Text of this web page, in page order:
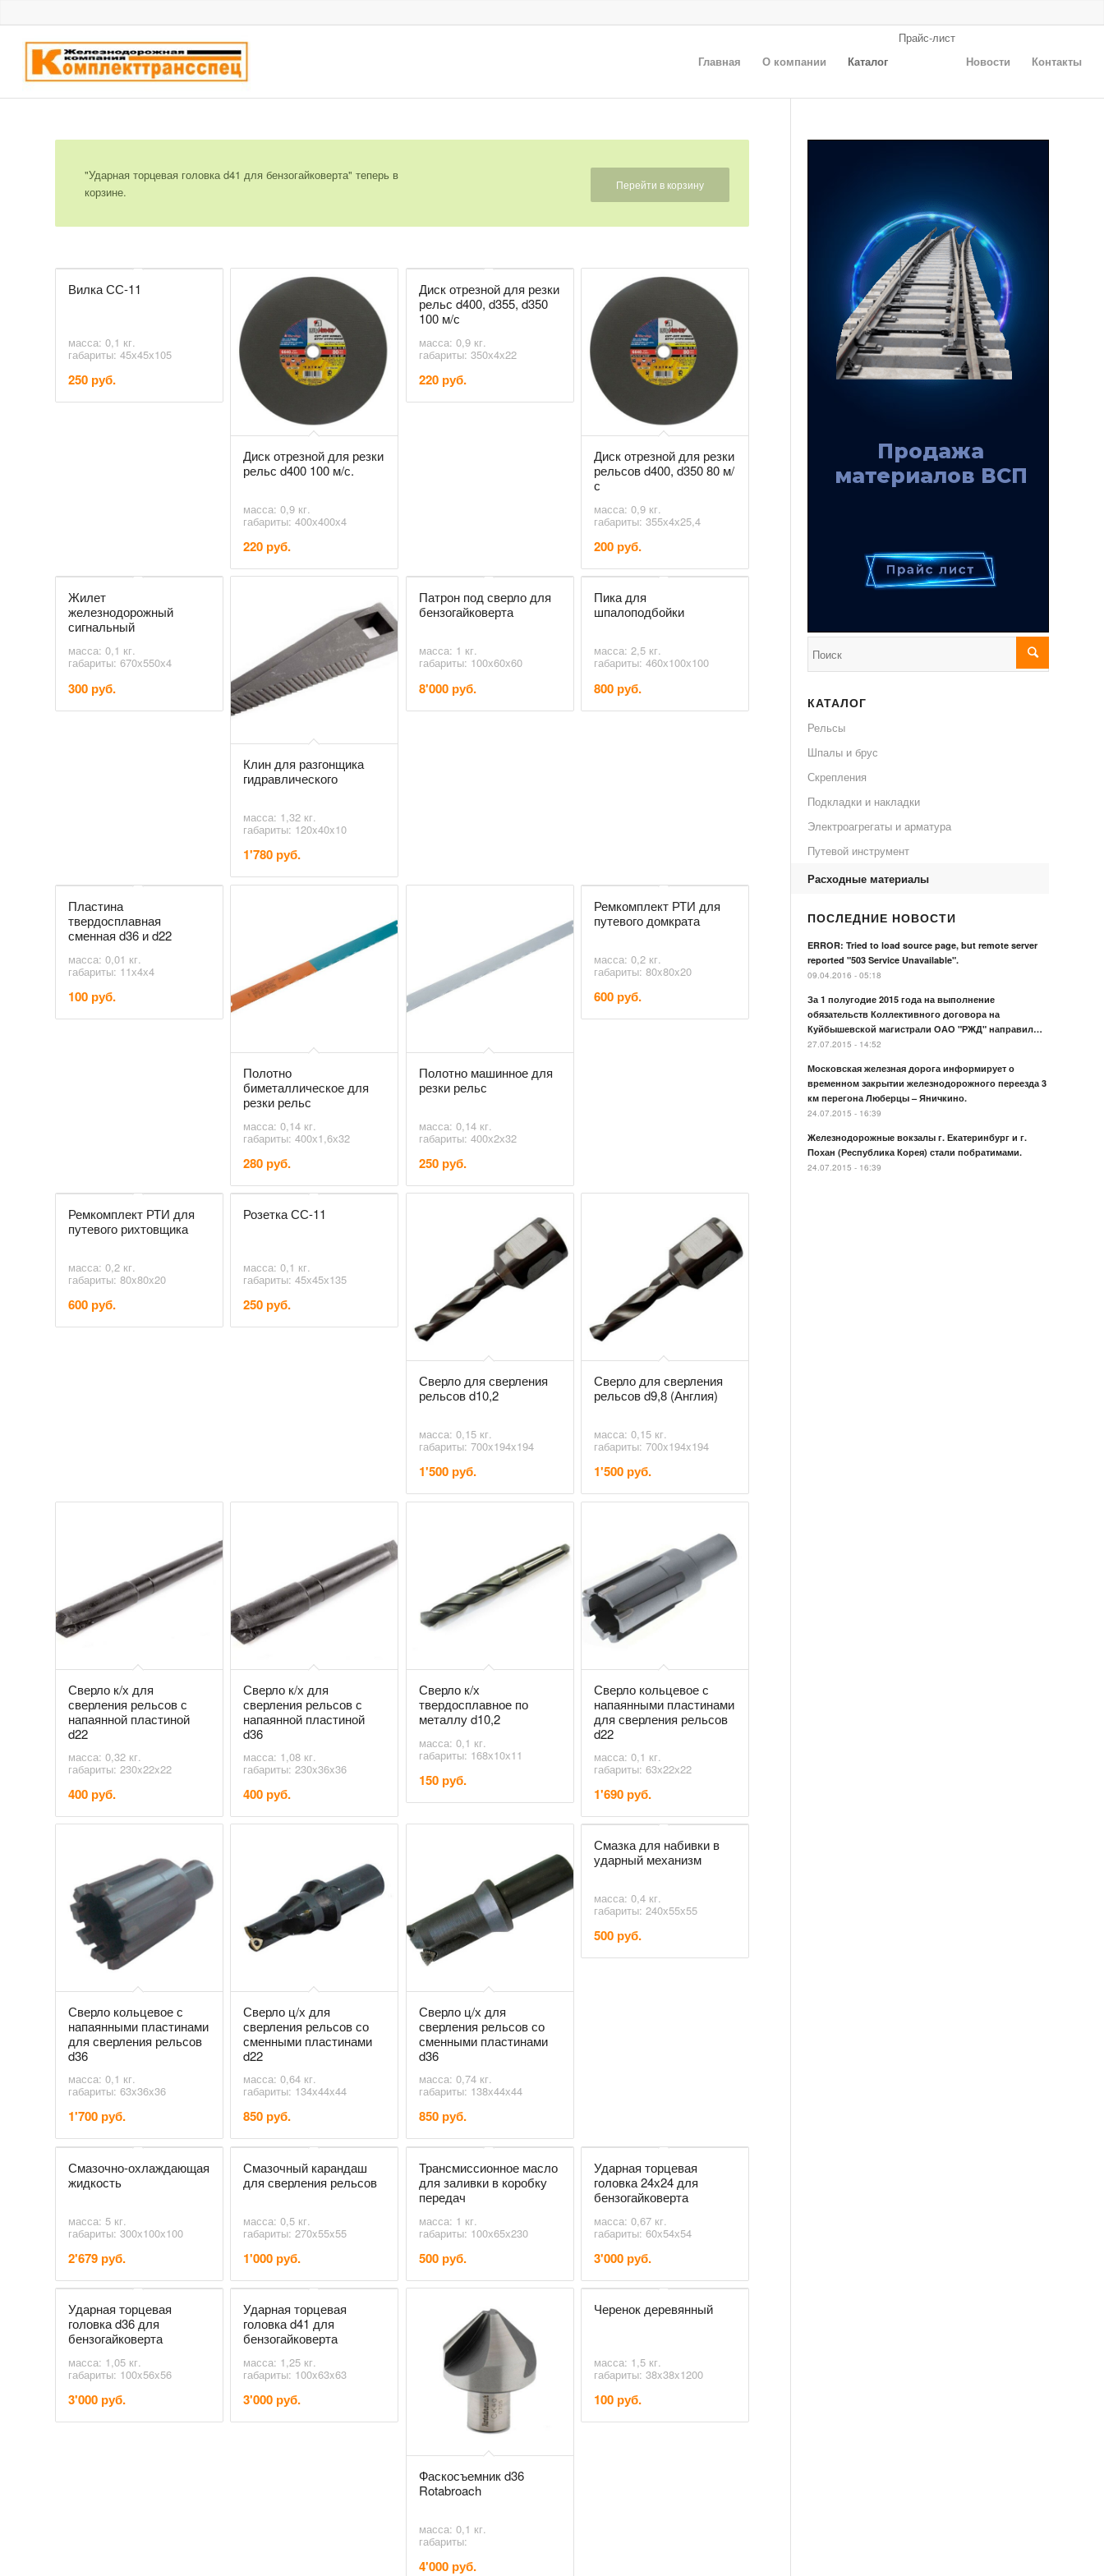
Главная О компании Каталог
Прайс-лист
Новости
Контакты
Перейти в корзину
"Ударная торцевая головка d41 для бензогайковерта" теперь в
корзине.
Вилка СС-11
масса: 0,1 кг.
габариты: 45х45х105
250 руб.
Диск отрезной для резки
рельс d400 100 м/с.
масса: 0,9 кг.
габариты: 400х400х4
220 руб.
Диск отрезной для резки
рельс d400, d355, d350
100 м/с
масса: 0,9 кг.
габариты: 350х4х22
220 руб.
Диск отрезной для резки
рельсов d400, d350 80 м/
с
масса: 0,9 кг.
габариты: 355х4х25,4
200 руб.
Жилет
железнодорожный
сигнальный
масса: 0,1 кг.
габариты: 670х550х4
300 руб.
Клин для разгонщика
гидравлического
масса: 1,32 кг.
габариты: 120x40x10
1'780 руб.
Патрон под сверло для
бензогайковерта
масса: 1 кг.
габариты: 100х60х60
8'000 руб.
Пика для
шпалоподбойки
масса: 2,5 кг.
габариты: 460х100х100
800 руб.
Пластина
твердосплавная
сменная d36 и d22
масса: 0,01 кг.
габариты: 11х4х4
100 руб.
Полотно
биметаллическое для
резки рельс
масса: 0,14 кг.
габариты: 400х1,6х32
280 руб.
Полотно машинное для
резки рельс
масса: 0,14 кг.
габариты: 400х2х32
250 руб.
Ремкомплект РТИ для
путевого домкрата
масса: 0,2 кг.
габариты: 80x80x20
600 руб.
Ремкомплект РТИ для
путевого рихтовщика
масса: 0,2 кг.
габариты: 80x80x20
600 руб.
Розетка СС-11
масса: 0,1 кг.
габариты: 45х45х135
250 руб.
Сверло для сверления
рельсов d10,2
масса: 0,15 кг.
габариты: 700x194x194
1'500 руб.
Сверло для сверления
рельсов d9,8 (Англия)
масса: 0,15 кг.
габариты: 700x194x194
1'500 руб.
Сверло к/х для
сверления рельсов с
напаянной пластиной
d22
масса: 0,32 кг.
габариты: 230x22x22
400 руб.
Сверло к/х для
сверления рельсов с
напаянной пластиной
d36
масса: 1,08 кг.
габариты: 230x36x36
400 руб.
Сверло к/х
твердосплавное по
металлу d10,2
масса: 0,1 кг.
габариты: 168х10х11
150 руб.
Сверло кольцевое с
напаянными пластинами
для сверления рельсов
d22
масса: 0,1 кг.
габариты: 63х22х22
1'690 руб.
Сверло кольцевое с
напаянными пластинами
для сверления рельсов
d36
масса: 0,1 кг.
габариты: 63x36x36
1'700 руб.
Сверло ц/х для
сверления рельсов со
сменными пластинами
d22
масса: 0,64 кг.
габариты: 134х44х44
850 руб.
Сверло ц/х для
сверления рельсов со
сменными пластинами
d36
масса: 0,74 кг.
габариты: 138х44х44
850 руб.
Смазка для набивки в
ударный механизм
масса: 0,4 кг.
габариты: 240х55х55
500 руб.
Смазочно-охлаждающая
жидкость
масса: 5 кг.
габариты: 300х100х100
2'679 руб.
Смазочный карандаш
для сверления рельсов
масса: 0,5 кг.
габариты: 270x55x55
1'000 руб.
Трансмиссионное масло
для заливки в коробку
передач
масса: 1 кг.
габариты: 100х65х230
500 руб.
Ударная торцевая
головка 24х24 для
бензогайковерта
масса: 0,67 кг.
габариты: 60х54х54
3'000 руб.
Ударная торцевая
головка d36 для
бензогайковерта
масса: 1,05 кг.
габариты: 100x56x56
3'000 руб.
Ударная торцевая
головка d41 для
бензогайковерта
масса: 1,25 кг.
габариты: 100x63x63
3'000 руб.
Фаскосъемник d36
Rotabroach
масса: 0,1 кг.
габариты:
4'000 руб.
Черенок деревянный
масса: 1,5 кг.
габариты: 38x38x1200
100 руб.
КАТАЛОГ
Рельсы
Шпалы и брус
Скрепления
Подкладки и накладки
Электроагрегаты и арматура
Путевой инструмент
Расходные материалы
ПОСЛЕДНИЕ НОВОСТИ
ERROR: Tried to load source page, but remote server
reported "503 Service Unavailable".
09.04.2016 - 05:18
За 1 полугодие 2015 года на выполнение
обязательств Коллективного договора на
Куйбышевской магистрали ОАО "РЖД" направил…
27.07.2015 - 14:52
Московская железная дорога информирует о
временном закрытии железнодорожного переезда 3
км перегона Люберцы – Яничкино.
24.07.2015 - 16:39
Железнодорожные вокзалы г. Екатеринбург и г.
Похан (Республика Корея) стали побратимами.
24.07.2015 - 16:39